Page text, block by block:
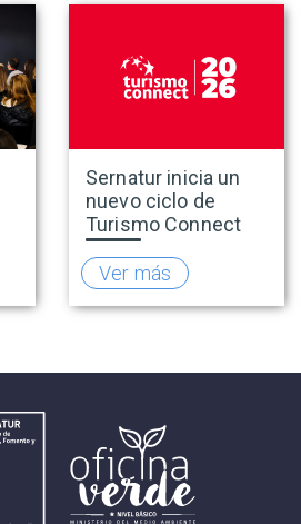
Sernatur inicia un
nuevo ciclo de
Turismo Connect
para fortalecer la
inteligencia de
mercado de la
industria turística
Ver más